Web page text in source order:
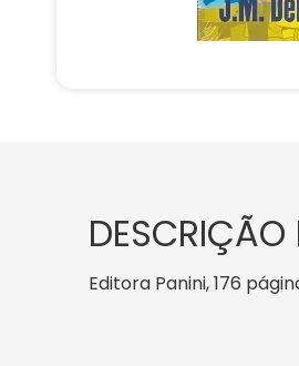
DESCRIÇÃO
Editora Panini, 176